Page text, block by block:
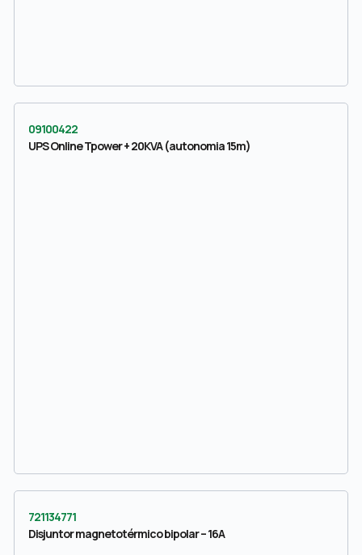
09100422
UPS Online Tpower + 20KVA (autonomia 15m)
721134771
Disjuntor magnetotérmico bipolar – 16A